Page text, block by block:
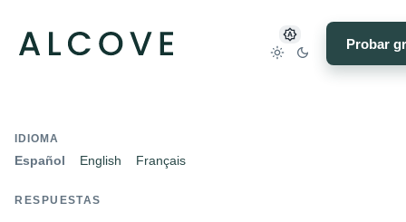
Probar
IDIOMA
Español English Français
RESPUESTAS